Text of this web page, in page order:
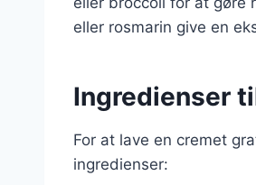
eller rosmarin give en
Ingredienser
For at lave en cremet
ingredienser: